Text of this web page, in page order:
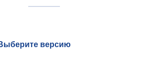
версию